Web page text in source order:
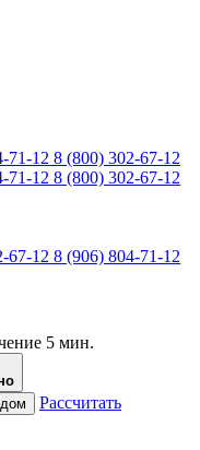
71-12 8 (800) 302-67-12
71-12 8 (800) 302-67-12
67-12 8 (906) 804-71-12
5 мин.
Рассчитать